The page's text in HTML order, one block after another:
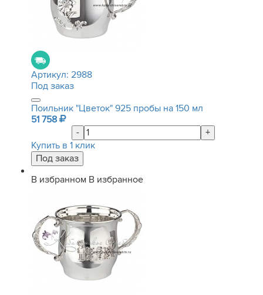
Артикул: 2988
Под заказ
Поильник "Цветок" 925 пробы на 150 мл
51 758
-
+
Купить в 1 клик
В избранном В избранное